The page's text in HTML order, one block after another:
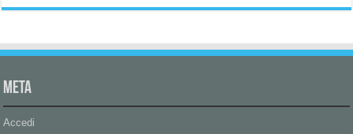
Meta
Accedi